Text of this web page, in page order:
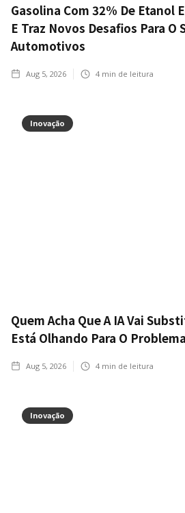
Gasolina Com 32% De Etanol
E Traz Novos Desafios Para O
Automotivos
Aug 5, 2026 4 min de leitura
Inovação
Quem Acha Que A IA Vai
Está Olhando Para O
Aug 5, 2026 4 min de leitura
Inovação